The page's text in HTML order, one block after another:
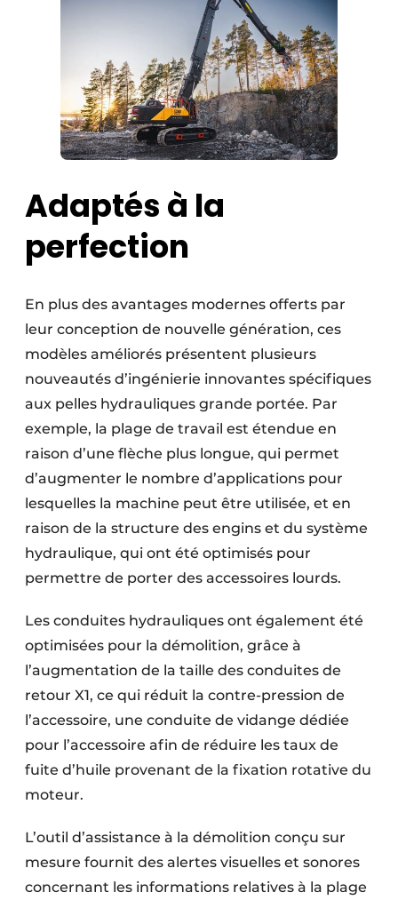
Adaptés à la
perfection
En plus des avantages modernes offerts par
leur conception de nouvelle génération, ces
modèles améliorés présentent plusieurs
nouveautés d’ingénierie innovantes spécifiques
aux pelles hydrauliques grande portée. Par
exemple, la plage de travail est étendue en
raison d’une flèche plus longue, qui permet
d’augmenter le nombre d’applications pour
lesquelles la machine peut être utilisée, et en
raison de la structure des engins et du système
hydraulique, qui ont été optimisés pour
permettre de porter des accessoires lourds.
Les conduites hydrauliques ont également été
optimisées pour la démolition, grâce à
l’augmentation de la taille des conduites de
retour X1, ce qui réduit la contre-pression de
l’accessoire, une conduite de vidange dédiée
pour l’accessoire afin de réduire les taux de
fuite d’huile provenant de la fixation rotative du
moteur.
L’outil d’assistance à la démolition conçu sur
mesure fournit des alertes visuelles et sonores
concernant les informations relatives à la plage